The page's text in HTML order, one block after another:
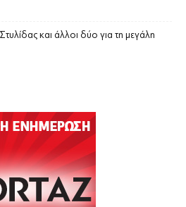
και άλλοι δύο για τη μεγάλη